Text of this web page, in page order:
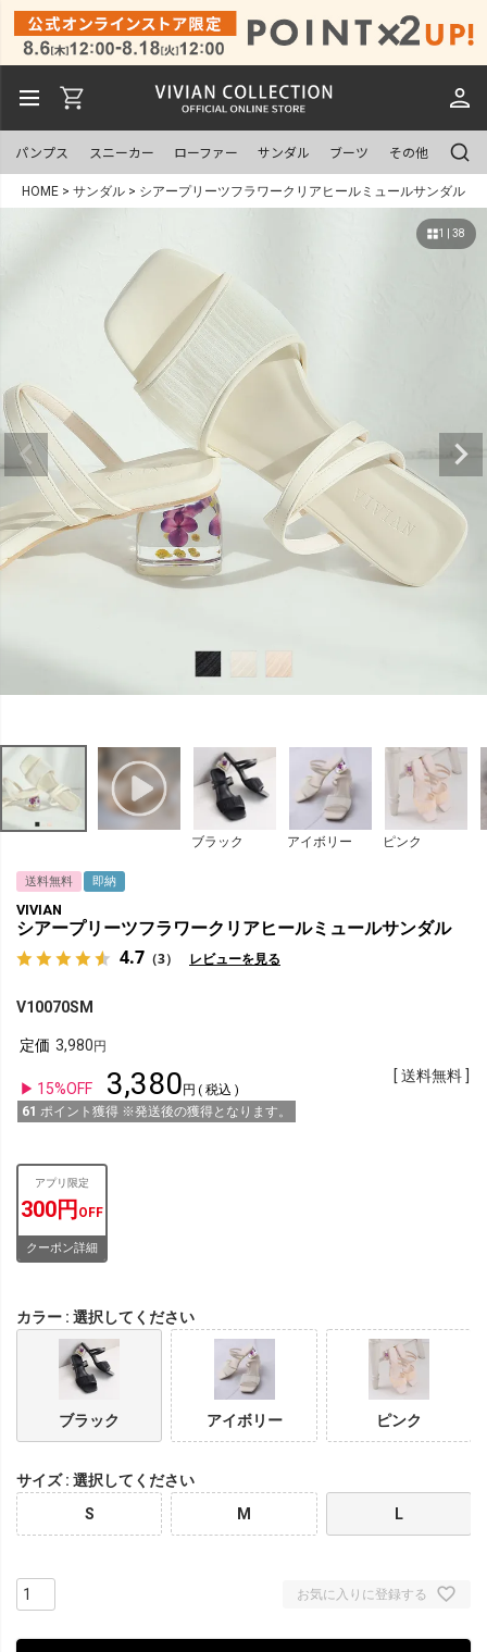
パンプス スニーカー ローファー サンダル ブーツ その他
HOME サンダル シアープリーツフラワークリアヒールミュールサンダル
1 | 38
ブラック アイボリー ピンク
送料無料 即納
VIVIAN
シアープリーツフラワークリアヒールミュールサンダル
4.7 （3） レビューを見る
V10070SM
定価 3,980
15%OFF 3,380
税込
61 ポイント獲得 ※発送後の獲得となります。
送料無料
アプリ限定
300円 OFF
クーポン詳細
カラー 選択してください
ブラック アイボリー ピンク
サイズ
選択してください
S
M L
お気に入りに登録する